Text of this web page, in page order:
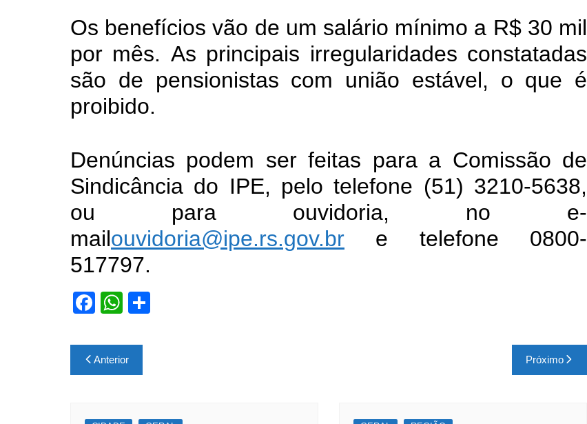
Os benefícios vão de um salário mínimo a R$ 30 mil
por mês. As principais irregularidades constatadas
são de pensionistas com união estável, o que é
proibido.
Denúncias podem ser feitas para a Comissão de
Sindicância do IPE, pelo telefone (51) 3210-5638,
ou para ouvidoria, no e-
mailouvidoria@ipe.rs.gov.br e telefone 0800-
517797.
F
c
e
o
W
at
s
p
Navegação
de
Anterior Próximo